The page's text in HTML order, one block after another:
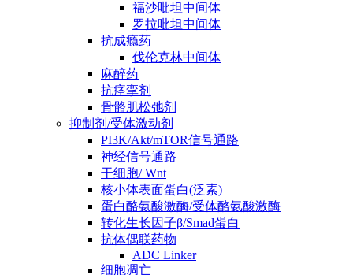
福沙吡坦中间体
罗拉吡坦中间体
抗成瘾药
伐伦克林中间体
麻醉药
抗痉挛剂
骨骼肌松弛剂
抑制剂/受体激动剂
PI3K/Akt/mTOR信号通路
神经信号通路
干细胞/ Wnt
核小体表面蛋白(泛素)
蛋白酪氨酸激酶/受体酪氨酸激酶
转化生长因子β/Smad蛋白
抗体偶联药物
ADC Linker
细胞凋亡